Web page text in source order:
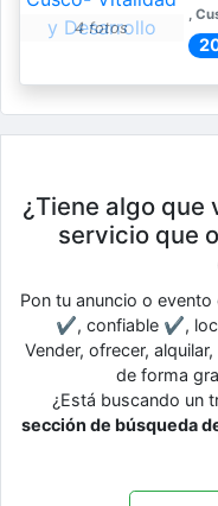
4 fotos
,
¿Tiene algo que
servicio que
Pon tu anuncio o evento
✔, confiable ✔,
Vender, ofrecer,
de forma
¿Está buscando un
sección de búsqueda